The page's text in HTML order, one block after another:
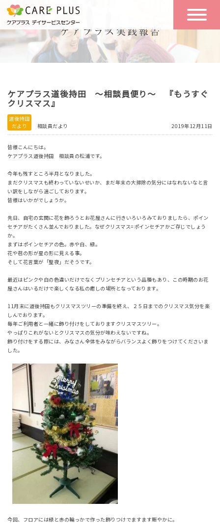
こんな方に
おすすめ
一日の流れ
一日体験
空き状況
実践報告
ケアプラス道後持田 ～相談員便り～ 『もうすぐ
クリスマス』
道後持田
だより
相談員だより 2019年12月11日
皆様こんにちは。
ケアプラス道後持田 相談員の松浦です。
今年も残すところ半月となりました。
まだクリスマスも終わっていないせいか、まだ年末の大掃除の気分にはなれないなと言
い訳をしながら過ごしております。
皆様はいかがでしょうか。
先日、自宅の玄関に花を飾ろうとお花屋さんに行きいろいろみておりましたら、ポイン
セチアがたくさん並んでおりました。なぜクリスマス=ポインセチアかご存じでしょう
か。
まずはポインセチアの色。赤や白、緑。
花や苞の形が星の形に見える事。
そして花言葉が「聖夜」だそうです。
最近はピンクや白の色違いだけでなくプリンセチアという品種もあり、この時期のお花
屋さんはいるだけで楽しくなる私の癒しの場所となっております。
11 月末に道後持田もクリスマスツリーの準備を終え、２５日までのクリスマス気分を楽
しんでおります。
毎年ご利用者と一緒に飾り付けをしておりますクリスマスツリー。
やっぱりこれがないとクリスマスの気分が味わえないですね。
飾り付けをする際には、みなさん全体をみながらバランスよく飾りをつけてくださいま
した。
今回、フロアには緑と赤の輪っかで作った飾りつけでますます賑やかに。